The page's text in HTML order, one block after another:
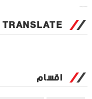
TRANSLATE
اقسام